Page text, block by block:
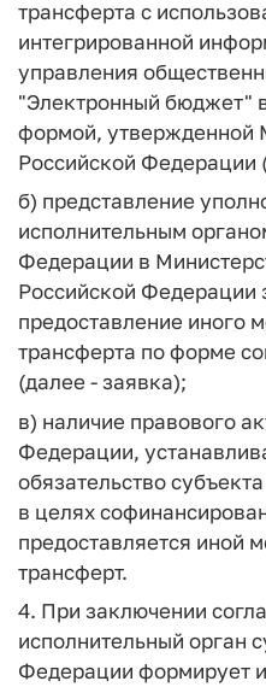
трансферта с
интегрированной
управления
"Электронный бюджет"
формой, утвержденной
Российской Федерации
б) представление
исполнительным
Федерации в
Российской Федерации
предоставление иного
трансферта по форме
(далее - заявка);
в) наличие правового
Федерации,
обязательство
в целях
предоставляется иной
трансферт.
4. При заключении
исполнительный орган
Федерации формирует